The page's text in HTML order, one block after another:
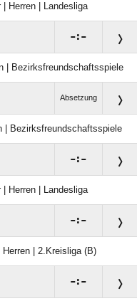
Herren | Landesliga
:
| Bezirksfreundschaftsspiele
Absetzung
| Bezirksfreundschaftsspiele
:
Herren | Landesliga
:
| 2.Kreisliga (B)
: